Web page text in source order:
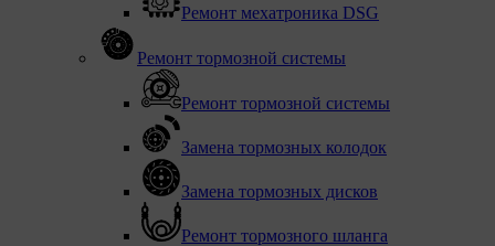
Ремонт мехатроника DSG
Ремонт тормозной системы
Ремонт тормозной системы
Замена тормозных колодок
Замена тормозных дисков
Ремонт тормозного шланга